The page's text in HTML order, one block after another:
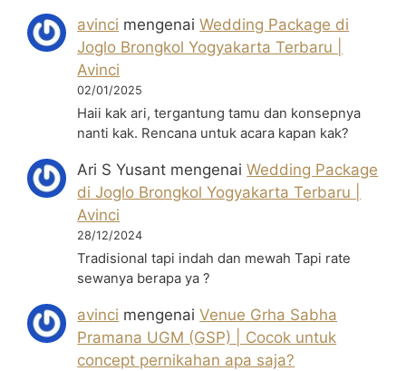
avinci mengenaiWedding Package di
Joglo Brongkol Yogyakarta Terbaru |
Avinci
02/01/2025
Haii kak ari, tergantung tamu dan konsepnya
nanti kak. Rencana untuk acara kapan kak?
Ari S Yusant mengenaiWedding Package
di Joglo Brongkol Yogyakarta Terbaru |
Avinci
28/12/2024
Tradisional tapi indah dan mewah Tapi rate
sewanya berapa ya ?
avinci mengenaiVenue Grha Sabha
Pramana UGM (GSP) | Cocok untuk
concept pernikahan apa saja?